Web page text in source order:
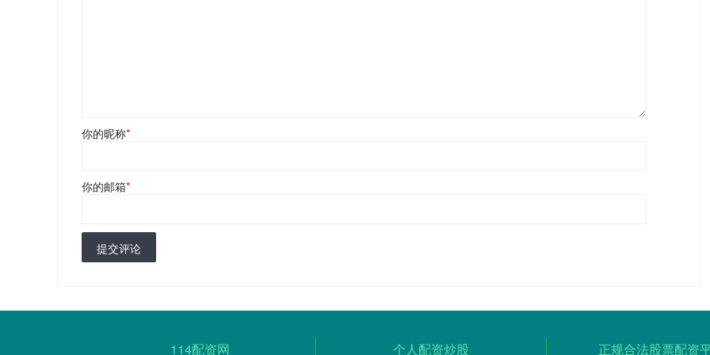
你的昵称*
你的邮箱*
提交评论
114配资网 个人配资炒股 正规合法股票配资